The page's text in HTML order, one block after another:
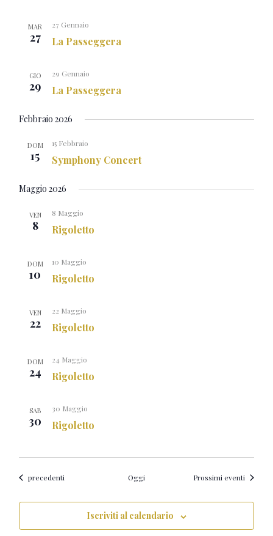
MAR
27 La Passeggera
27 Gennaio
GIO
29 La Passeggera
29 Gennaio
Febbraio 2026
DOM
15 Symphony Concert
15 Febbraio
Maggio 2026
VEN
8 Rigoletto
8 Maggio
DOM
10 Rigoletto
10 Maggio
VEN
22 Rigoletto
22 Maggio
DOM
24 Rigoletto
24 Maggio
SAB
30 Rigoletto
30 Maggio
Eventi
precedenti Oggi Prossimi eventi
Iscriviti al calendario